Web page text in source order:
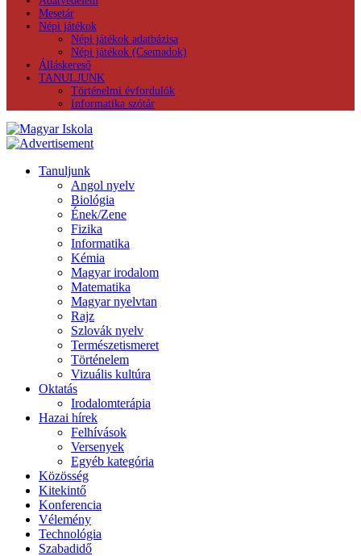
Mesetár
Népi játékok
Népi játékok adatbázisa
Népi játékok (Csemadok)
Álláskereső
TANULJUNK
Történelmi évfordulók
Informatika szótár
Tanuljunk
Angol nyelv
Biológia
Ének/Zene
Fizika
Informatika
Kémia
Magyar irodalom
Matematika
Magyar nyelvtan
Rajz
Szlovák nyelv
Természetismeret
Történelem
Vizuális kultúra
Oktatás
Irodalomterápia
Hazai hírek
Felhívások
Versenyek
Egyéb kategória
Közösség
Kitekintő
Konferencia
Vélemény
Technológia
Szabadidő